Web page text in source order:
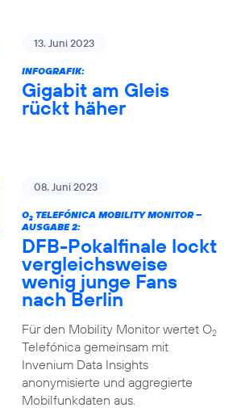
13. Juni 2023
INFOGRAFIK:
Gigabit am Gleis
rückt häher
08. Juni 2023
O2TELEFÓNICA MOBILITY MONITOR –
AUSGABE 2:
DFB-Pokalfinale lockt
vergleichsweise
wenig junge Fans
nach Berlin
Für den Mobility Monitor wertet O2
Telefónica gemeinsam mit
Invenium Data Insights
anonymisierte und aggregierte
Mobilfunkdaten aus.